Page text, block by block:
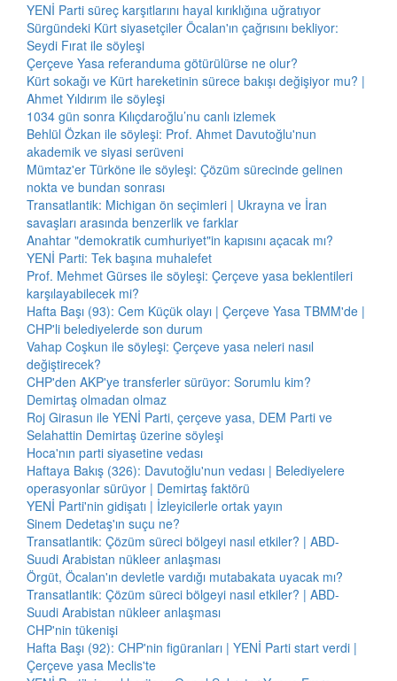
YENİ Parti süreç karşıtlarını hayal kırıklığına uğratıyor
Sürgündeki Kürt siyasetçiler Öcalan'ın çağrısını bekliyor:
Seydi Fırat ile söyleşi
Çerçeve Yasa referanduma götürülürse ne olur?
Kürt sokağı ve Kürt hareketinin sürece bakışı değişiyor mu? |
Ahmet Yıldırım ile söyleşi
1034 gün sonra Kılıçdaroğlu’nu canlı izlemek
Behlül Özkan ile söyleşi: Prof. Ahmet Davutoğlu'nun
akademik ve siyasi serüveni
Mümtaz'er Türköne ile söyleşi: Çözüm sürecinde gelinen
nokta ve bundan sonrası
Transatlantik: Michigan ön seçimleri | Ukrayna ve İran
savaşları arasında benzerlik ve farklar
Anahtar "demokratik cumhuriyet"in kapısını açacak mı?
YENİ Parti: Tek başına muhalefet
Prof. Mehmet Gürses ile söyleşi: Çerçeve yasa beklentileri
karşılayabilecek mi?
Hafta Başı (93): Cem Küçük olayı | Çerçeve Yasa TBMM'de |
CHP'li belediyelerde son durum
Vahap Coşkun ile söyleşi: Çerçeve yasa neleri nasıl
değiştirecek?
CHP'den AKP'ye transferler sürüyor: Sorumlu kim?
Demirtaş olmadan olmaz
Roj Girasun ile YENİ Parti, çerçeve yasa, DEM Parti ve
Selahattin Demirtaş üzerine söyleşi
Hoca'nın parti siyasetine vedası
Haftaya Bakış (326): Davutoğlu'nun vedası | Belediyelere
operasyonlar sürüyor | Demirtaş faktörü
YENİ Parti'nin gidişatı | İzleyicilerle ortak yayın
Sinem Dedetaş'ın suçu ne?
Transatlantik: Çözüm süreci bölgeyi nasıl etkiler? | ABD-
Suudi Arabistan nükleer anlaşması
Örgüt, Öcalan'ın devletle vardığı mutabakata uyacak mı?
Transatlantik: Çözüm süreci bölgeyi nasıl etkiler? | ABD-
Suudi Arabistan nükleer anlaşması
CHP'nin tükenişi
Hafta Başı (92): CHP'nin figüranları | YENİ Parti start verdi |
Çerçeve yasa Meclis'te